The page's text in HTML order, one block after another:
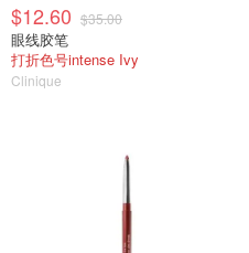
$12.60 $35.00
眼线胶笔
打折色号intense Ivy
Clinique